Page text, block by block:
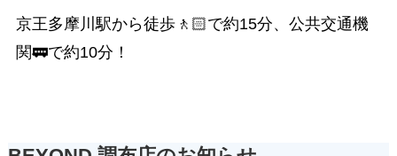
京王多摩川駅から徒歩🚶🏻で約15分、公共交通機
関🚃で約10分！